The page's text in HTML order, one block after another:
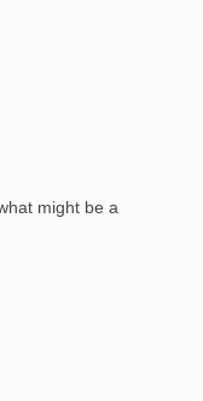
might be a